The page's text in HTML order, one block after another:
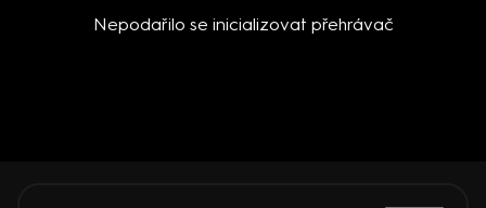
Nepodařilo se inicializovat přehrávač